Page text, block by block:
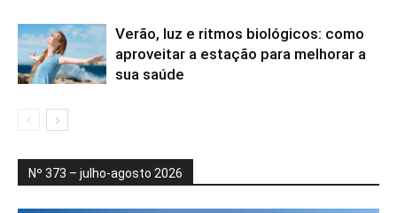
Verão, luz e ritmos biológicos: como
aproveitar a estação para melhorar a
sua saúde
Nº 373 – julho-agosto 2026